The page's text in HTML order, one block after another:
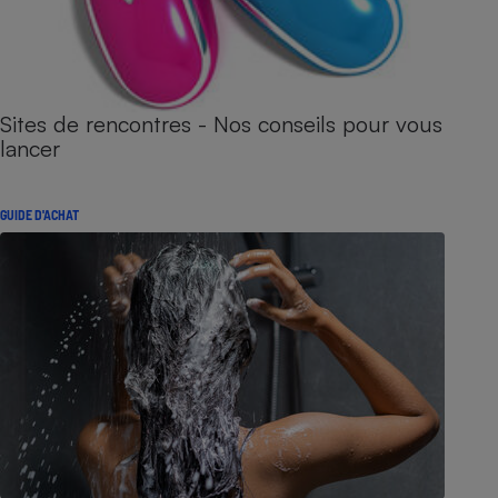
Sites de rencontres - Nos conseils pour vous
lancer
GUIDE D'ACHAT